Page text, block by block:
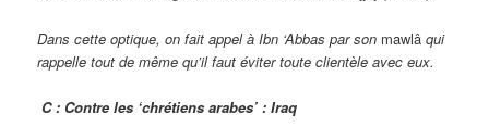
Dans cette optique, on fait appel à Ibn ‘Abbas par son mawlâ qui
rappelle tout de même qu’il faut éviter toute clientèle avec eux.
C : Contre les ‘chrétiens arabes’ : Iraq